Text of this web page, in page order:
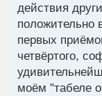
действия
положительно
первых
четвёртого,
моём "табеле о